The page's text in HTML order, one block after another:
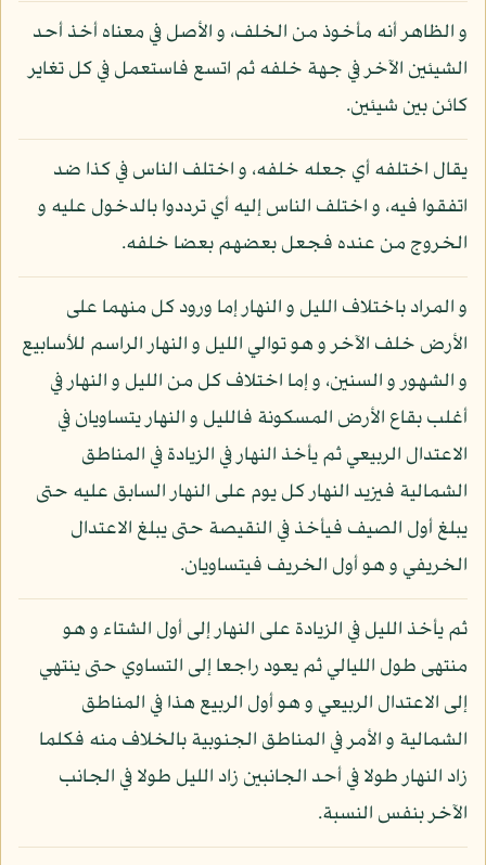
و الظاهر أنه مأخوذ من الخلف، و الأصل في معناه أخذ أحد
الشيئين الآخر في جهة خلفه ثم اتسع فاستعمل في كل تغاير
كائن بين شيئين.
يقال اختلفه أي جعله خلفه، و اختلف الناس في كذا ضد
اتفقوا فيه، و اختلف الناس إليه أي ترددوا بالدخول عليه و
الخروج من عنده فجعل بعضهم بعضا خلفه.
و المراد باختلاف الليل و النهار إما ورود كل منهما على
الأرض خلف الآخر و هو توالي الليل و النهار الراسم للأسابيع
و الشهور و السنين، و إما اختلاف كل من الليل و النهار في
أغلب بقاع الأرض المسكونة فالليل و النهار يتساويان في
الاعتدال الربيعي ثم يأخذ النهار في الزيادة في المناطق
الشمالية فيزيد النهار كل يوم على النهار السابق عليه حتى
يبلغ أول الصيف فيأخذ في النقيصة حتى يبلغ الاعتدال
الخريفي و هو أول الخريف فيتساويان.
ثم يأخذ الليل في الزيادة على النهار إلى أول الشتاء و هو
منتهى طول الليالي ثم يعود راجعا إلى التساوي حتى ينتهي
إلى الاعتدال الربيعي و هو أول الربيع هذا في المناطق
الشمالية و الأمر في المناطق الجنوبية بالخلاف منه فكلما
زاد النهار طولا في أحد الجانبين زاد الليل طولا في الجانب
الآخر بنفس النسبة.